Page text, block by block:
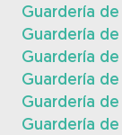
Guardería
Guardería
Guardería
Guardería
Guardería
Guardería